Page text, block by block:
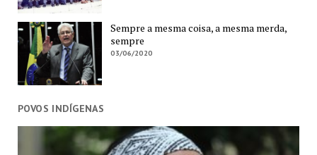
Sempre a mesma coisa, a mesma merda,
sempre
03/06/2020
POVOS INDÍGENAS